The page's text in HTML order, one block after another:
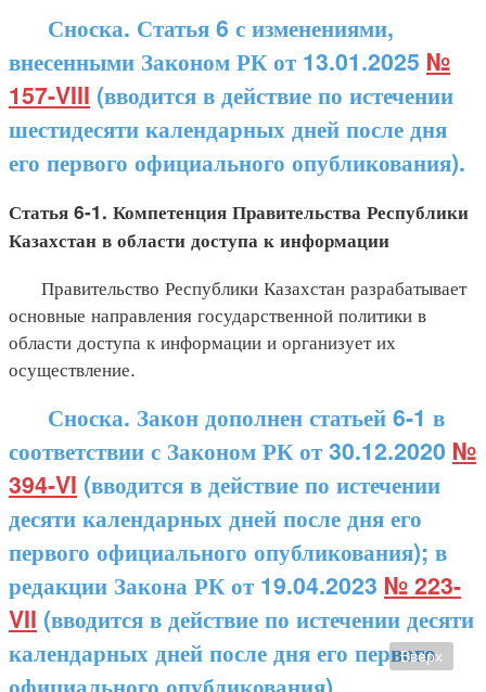
Сноска. Статья 6 с изменениями,
внесенными Законом РК от 13.01.2025 №
157-VIII (вводится в действие по истечении
шестидесяти календарных дней после дня
его первого официального опубликования).
Статья 6-1. Компетенция Правительства Республики
Казахстан в области доступа к информации
Правительство Республики Казахстан разрабатывает
основные направления государственной политики в
области доступа к информации и организует их
осуществление.
Сноска. Закон дополнен статьей 6-1 в
соответствии с Законом РК от 30.12.2020 №
394-VI (вводится в действие по истечении
десяти календарных дней после дня его
первого официального опубликования); в
редакции Закона РК от 19.04.2023 № 223-
VII (вводится в действие по истечении десяти
календарных дней после дня его первого
Вверх